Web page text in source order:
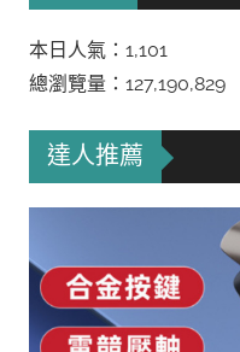
本日人氣：1,101
總瀏覽量：127,190,829
達人推薦